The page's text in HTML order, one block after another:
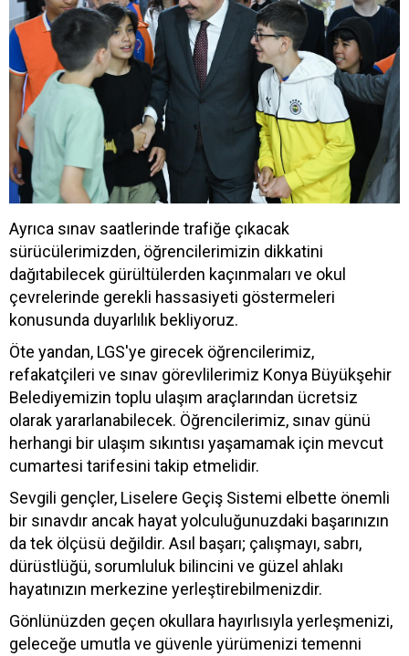
Ayrıca sınav saatlerinde trafiğe çıkacak
sürücülerimizden, öğrencilerimizin dikkatini
dağıtabilecek gürültülerden kaçınmaları ve okul
çevrelerinde gerekli hassasiyeti göstermeleri
konusunda duyarlılık bekliyoruz.
Öte yandan, LGS'ye girecek öğrencilerimiz,
refakatçileri ve sınav görevlilerimiz Konya Büyükşehir
Belediyemizin toplu ulaşım araçlarından ücretsiz
olarak yararlanabilecek. Öğrencilerimiz, sınav günü
herhangi bir ulaşım sıkıntısı yaşamamak için mevcut
cumartesi tarifesini takip etmelidir.
Sevgili gençler, Liselere Geçiş Sistemi elbette önemli
bir sınavdır ancak hayat yolculuğunuzdaki başarınızın
da tek ölçüsü değildir. Asıl başarı; çalışmayı, sabrı,
dürüstlüğü, sorumluluk bilincini ve güzel ahlakı
hayatınızın merkezine yerleştirebilmenizdir.
Gönlünüzden geçen okullara hayırlısıyla yerleşmenizi,
geleceğe umutla ve güvenle yürümenizi temenni